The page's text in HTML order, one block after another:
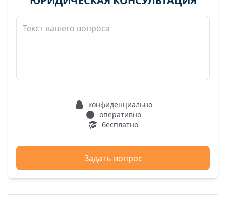
конфиденциально
оперативно
бесплатно
Задать вопрос